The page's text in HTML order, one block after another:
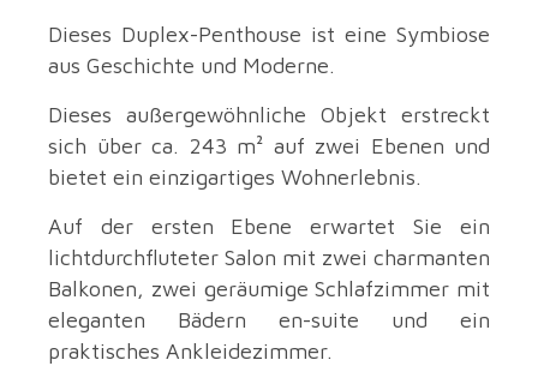
Dieses Duplex-Penthouse ist eine Symbiose
aus Geschichte und Moderne.
Dieses außergewöhnliche Objekt erstreckt
sich über ca. 243 m² auf zwei Ebenen und
bietet ein einzigartiges Wohnerlebnis.
Auf der ersten Ebene erwartet Sie ein
lichtdurchfluteter Salon mit zwei charmanten
Balkonen, zwei geräumige Schlafzimmer mit
eleganten Bädern en-suite und ein
praktisches Ankleidezimmer.